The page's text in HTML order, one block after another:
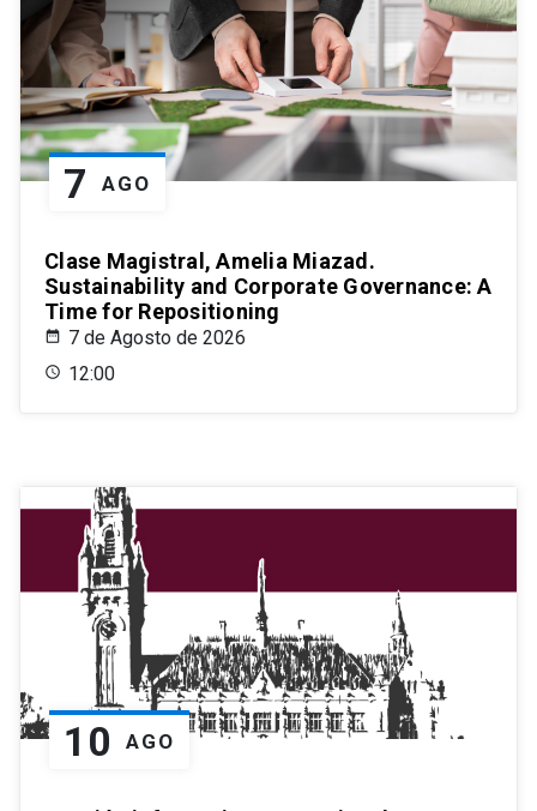
7 AGO
Clase Magistral, Amelia Miazad.
Sustainability and Corporate Governance: A
Time for Repositioning
7 de Agosto de 2026
12:00
10 AGO